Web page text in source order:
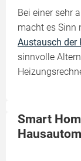
Bei einer sehr
macht es Sinn
Austausch der
sinnvolle
Smart